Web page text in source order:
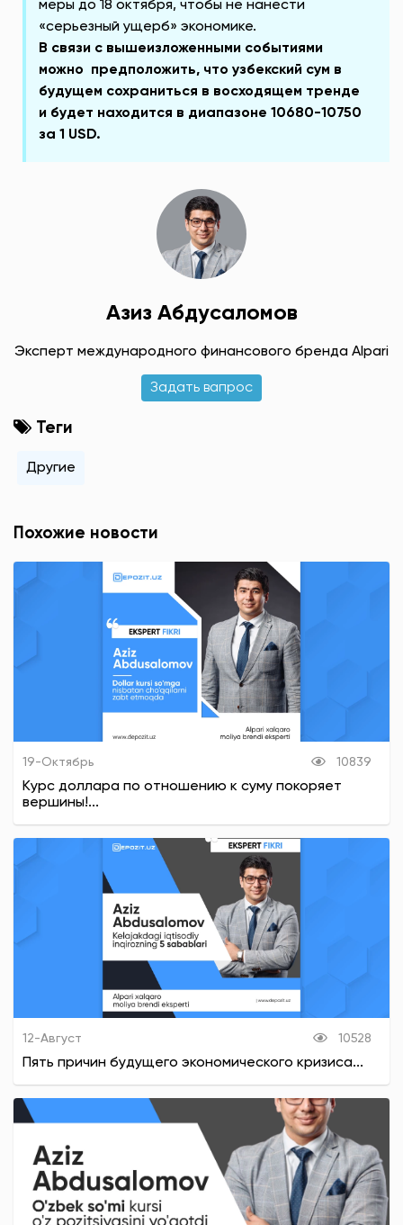
меры до 18 октября, чтобы не нанести
«серьезный ущерб» экономике.
В связи с вышеизложенными событиями
можно предположить, что узбекский сум в
будущем сохраниться в восходящем тренде
и будет находится в диапазоне 10680-10750
за 1 USD.
Азиз Абдусаломов
Эксперт международного финансового бренда Alpari
Задать вапрос
Теги
Другие
Похожие новости
19-Октябрь 10839
Курс доллара по отношению к суму покоряет
вершины!...
12-Август 10528
Пять причин будущего экономического кризиса...